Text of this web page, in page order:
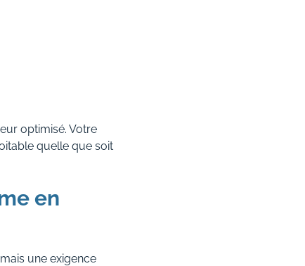
optimisé. Votre
quelle que soit
en
une exigence